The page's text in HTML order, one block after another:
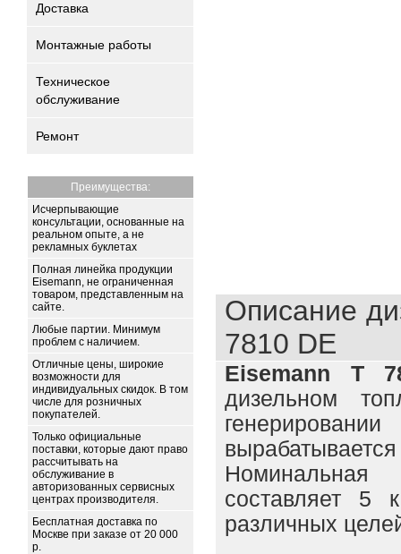
Доставка
Монтажные работы
Техническое
обслуживание
Ремонт
Преимущества:
Исчерпывающие
консультации, основанные на
реальном опыте, а не
рекламных буклетах
Полная линейка продукции
Eisemann, не ограниченная
товаром, представленным на
сайте.
Любые партии. Минимум
проблем с наличием.
Отличные цены, широкие
возможности для
индивидуальных скидок. В том
числе для розничных
покупателей.
Только официальные
поставки, которые дают право
рассчитывать на
обслуживание в
авторизованных сервисных
центрах производителя.
Бесплатная доставка по
Москве при заказе от 20 000
р.
Описание
7810 DE
Eisemann T
дизельном
составляет 5
различных